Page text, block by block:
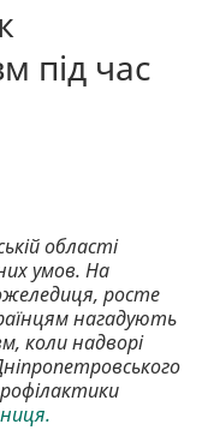
під час
області
умов. На
росте
нагадують
коли надворі